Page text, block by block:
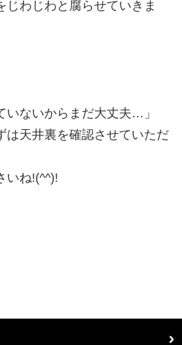
じわじわと腐らせていきま
いないからまだ大丈夫…」
は天井裏を確認させていただ
いね!(^^)!